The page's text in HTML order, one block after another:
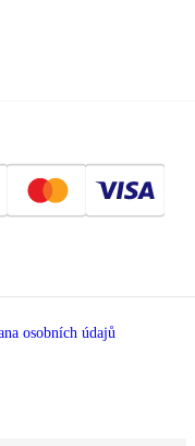
osobních údajů